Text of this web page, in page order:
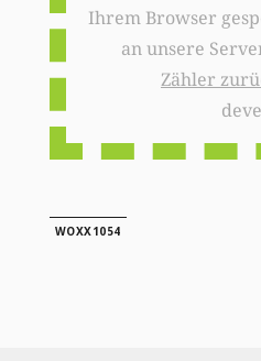
Ihrem Browser
an unsere
Zähler
WOXX1054